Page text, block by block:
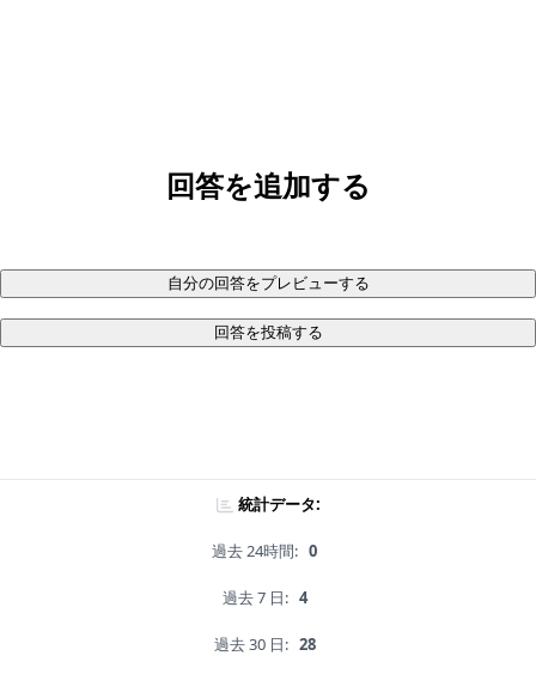
回答を追加する
自分の回答をプレビューする
回答を投稿する
統計データ:
過去 24時間: 0
過去 7 日: 4
過去 30 日: 28